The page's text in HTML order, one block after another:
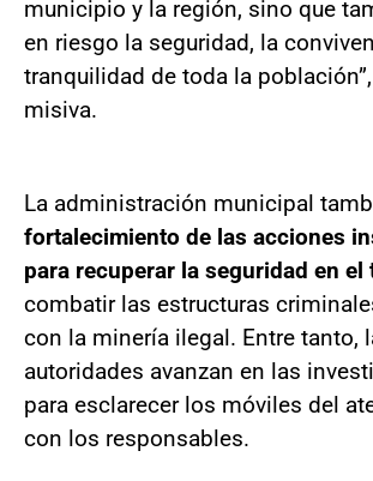
municipio y la región, sino que
en riesgo la seguridad, la
tranquilidad de toda la
misiva.
La administración municipal
fortalecimiento de las acciones
para recuperar la seguridad en
combatir las estructuras
con la minería ilegal. Entre tanto,
autoridades avanzan en las
para esclarecer los móviles del
con los responsables.